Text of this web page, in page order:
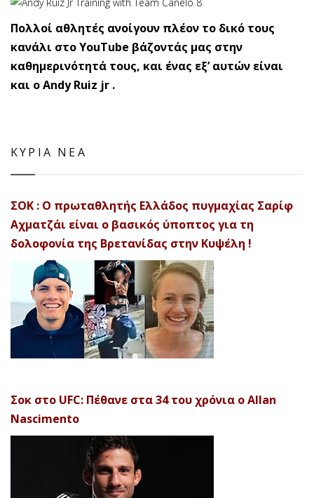
Πολλοί αθλητές ανοίγουν πλέον το δικό τους
κανάλι στο YouTube βάζοντάς μας στην
καθημερινότητά τους, και ένας εξ’ αυτών είναι
και ο Andy Ruiz jr .
ΚΥΡΙΑ ΝΕΑ
ΣΟΚ : Ο πρωταθλητής Ελλάδος πυγμαχίας Σαρίφ
Αχματζάι είναι ο βασικός ύποπτος για τη
δολοφονία της Βρετανίδας στην Κυψέλη !
Σοκ στο UFC: Πέθανε στα 34 του χρόνια ο Allan
Nascimento